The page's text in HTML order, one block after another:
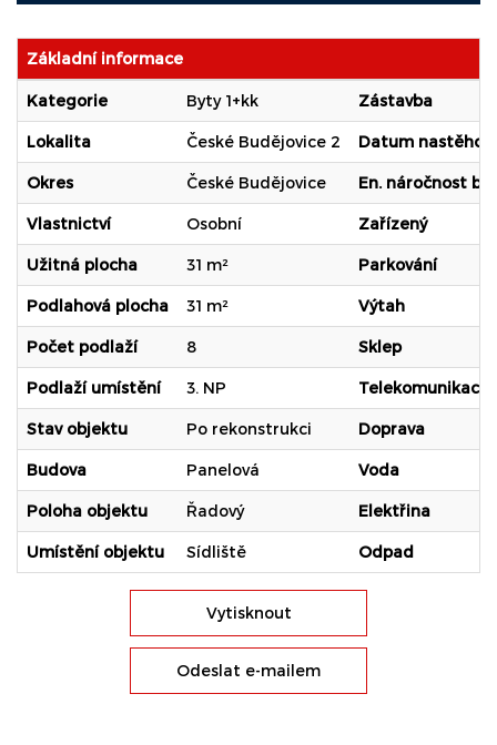
Základní informace
Kategorie Byty 1+kk Zástavba
Lokalita České Budějovice 2 Datum
Okres České Budějovice En. náročnost b.
Vlastnictví Osobní Zařízený
Užitná plocha 31 m² Parkování
Podlahová plocha 31 m² Výtah
Počet podlaží 8 Sklep
Podlaží umístění 3. NP Telekomunikace
Stav objektu Po rekonstrukci Doprava
Budova Panelová Voda
Poloha objektu Řadový Elektřina
Umístění objektu Sídliště Odpad
Vytisknout
Odeslat e-mailem